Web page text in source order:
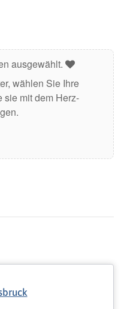
ausgewählt.
wählen Sie Ihre
sie mit dem Herz-